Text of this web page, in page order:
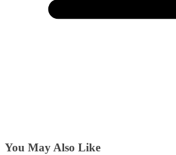
You May Also Like